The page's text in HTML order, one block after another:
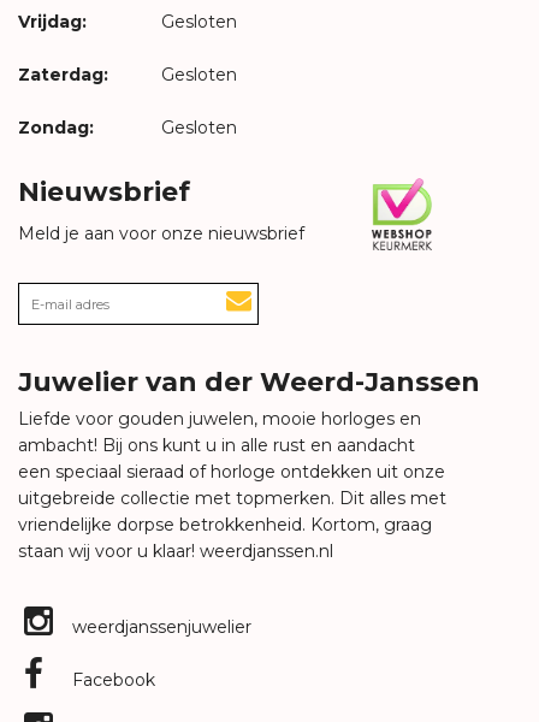
Vrijdag: Gesloten
Zaterdag: Gesloten
Zondag: Gesloten
Nieuwsbrief
Meld je aan voor onze nieuwsbrief
Juwelier van der Weerd-Janssen
Liefde voor gouden juwelen, mooie horloges en
ambacht! Bij ons kunt u in alle rust en aandacht
een speciaal sieraad of horloge ontdekken uit onze
uitgebreide collectie met topmerken. Dit alles met
vriendelijke dorpse betrokkenheid. Kortom, graag
staan wij voor u klaar! weerdjanssen.nl
weerdjanssenjuwelier
Facebook